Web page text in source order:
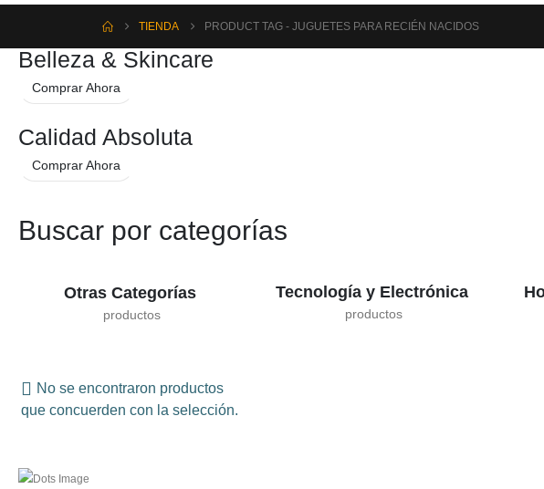
TIENDA PRODUCT TAG - JUGUETES PARA RECIÉN NACIDOS
Belleza & Skincare
Comprar Ahora
Calidad Absoluta
Comprar Ahora
Buscar por categorías
Otras Categorías Tecnología y Electrónica
No se encontraron productos
que concuerden con la selección.